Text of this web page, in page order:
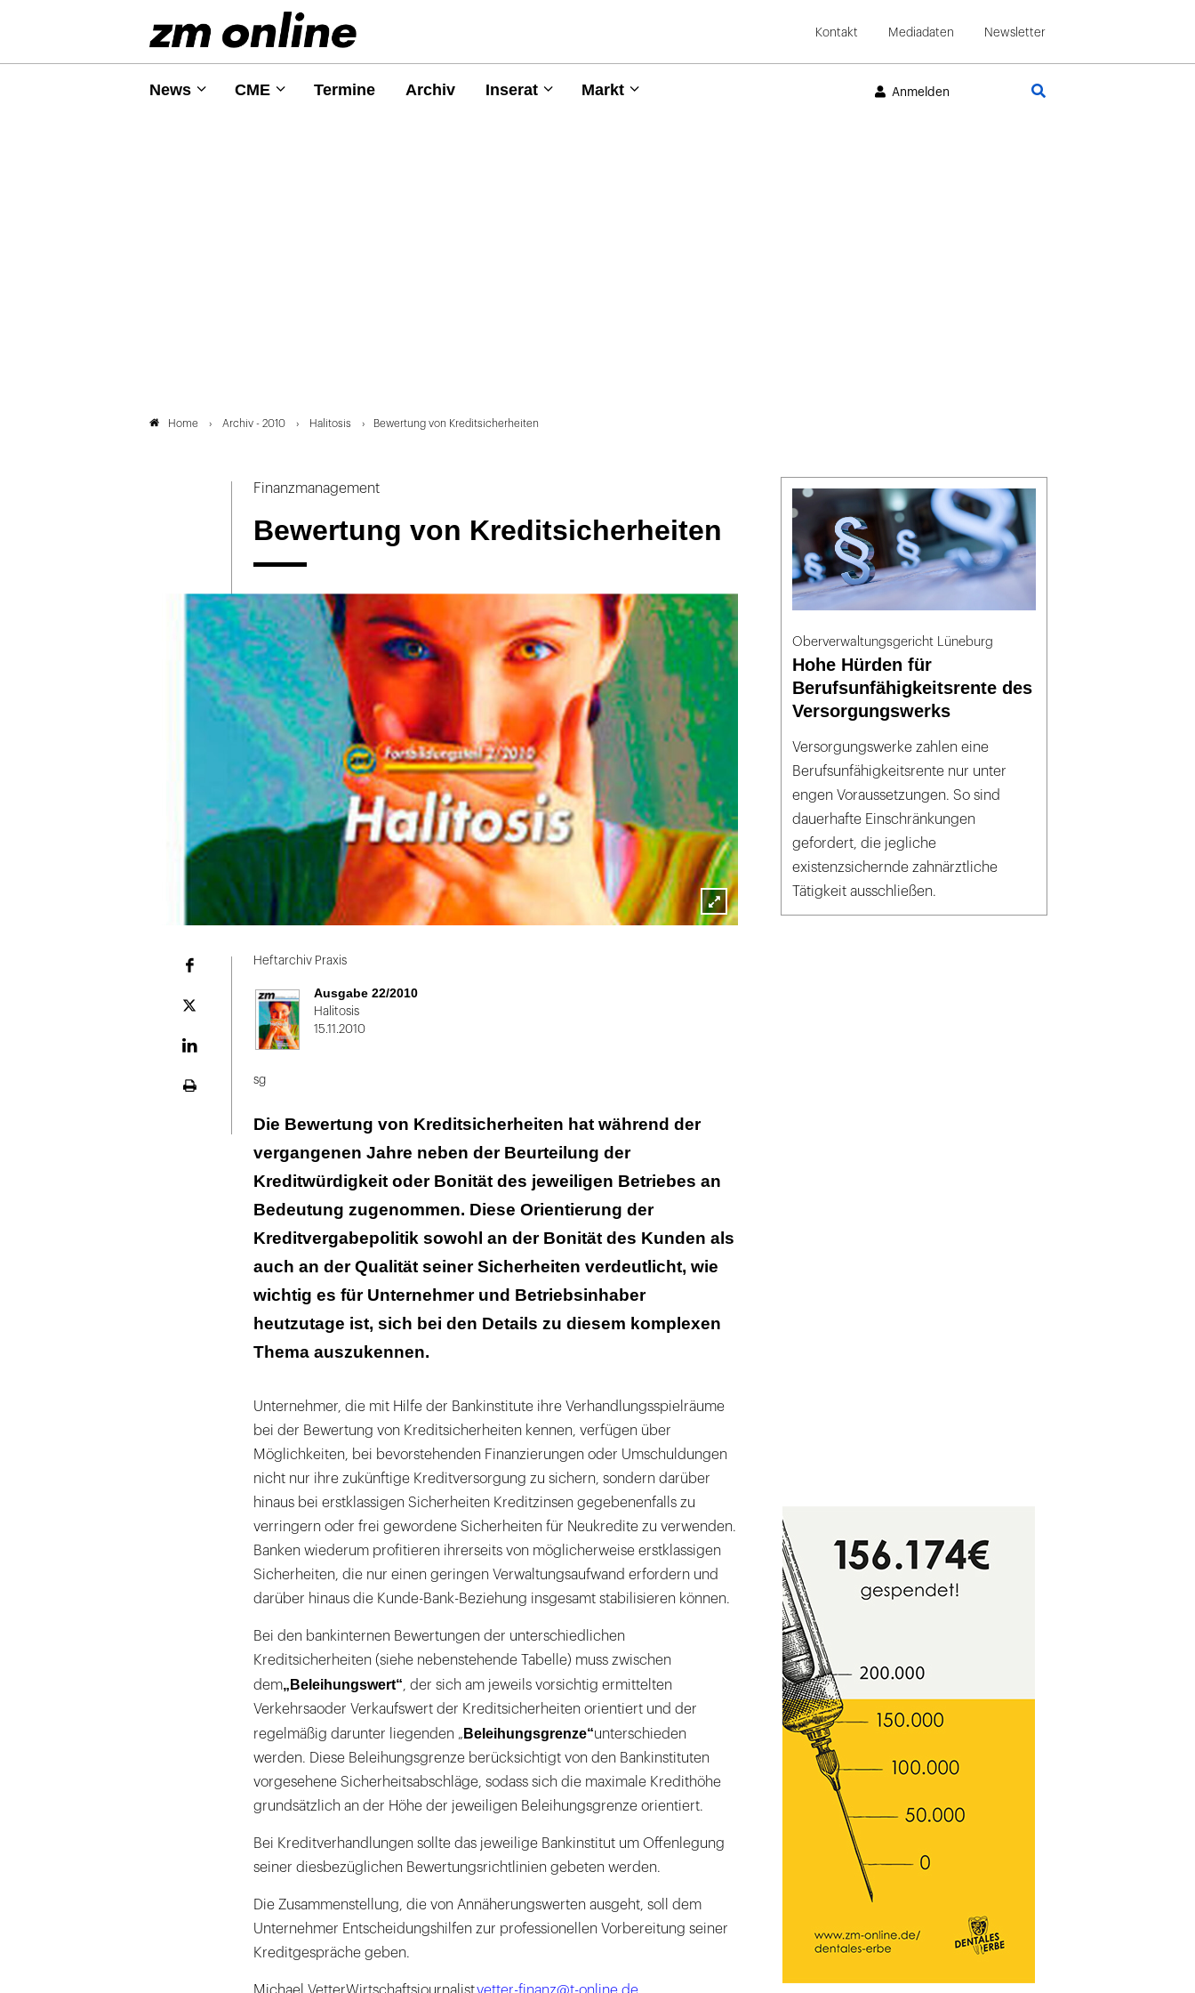
Kontakt Mediadaten Newsletter
News CME Termine Archiv Inserat Markt Anmelden
Home Archiv - 2010 Halitosis Bewertung von Kreditsicherheiten
Finanzmanagement
Bewertung von Kreditsicherheiten
Lightbox
Plattform
Heftarchiv Praxis
Ausgabe 22/2010
Halitosis
15.11.2010
sg
Die Bewertung von Kreditsicherheiten hat während der
vergangenen Jahre neben der Beurteilung der
Kreditwürdigkeit oder Bonität des jeweiligen Betriebes an
Bedeutung zugenommen. Diese Orientierung der
Kreditvergabepolitik sowohl an der Bonität des Kunden als
auch an der Qualität seiner Sicherheiten verdeutlicht, wie
wichtig es für Unternehmer und Betriebsinhaber
heutzutage ist, sich bei den Details zu diesem komplexen
Thema auszukennen.
Unternehmer, die mit Hilfe der Bankinstitute ihre Verhandlungsspielräume
bei der Bewertung von Kreditsicherheiten kennen, verfügen über
Möglichkeiten, bei bevorstehenden Finanzierungen oder Umschuldungen
nicht nur ihre zukünftige Kreditversorgung zu sichern, sondern darüber
hinaus bei erstklassigen Sicherheiten Kreditzinsen gegebenenfalls zu
verringern oder frei gewordene Sicherheiten für Neukredite zu verwenden.
Banken wiederum profitieren ihrerseits von möglicherweise erstklassigen
Sicherheiten, die nur einen geringen Verwaltungsaufwand erfordern und
darüber hinaus die Kunde-Bank-Beziehung insgesamt stabilisieren können.
Bei den bankinternen Bewertungen der unterschiedlichen
Kreditsicherheiten (siehe nebenstehende Tabelle) muss zwischen
dem„Beleihungswert“ , der sich am jeweils vorsichtig ermittelten
Verkehrsaoder Verkaufswert der Kreditsicherheiten orientiert und der
regelmäßig darunter liegenden „ Beleihungsgrenze“unterschieden
werden. Diese Beleihungsgrenze berücksichtigt von den Bankinstituten
vorgesehene Sicherheitsabschläge, sodass sich die maximale Kredithöhe
grundsätzlich an der Höhe der jeweiligen Beleihungsgrenze orientiert.
Bei Kreditverhandlungen sollte das jeweilige Bankinstitut um Offenlegung
seiner diesbezüglichen Bewertungsrichtlinien gebeten werden.
Die Zusammenstellung, die von Annäherungswerten ausgeht, soll dem
Unternehmer Entscheidungshilfen zur professionellen Vorbereitung seiner
Kreditgespräche geben.
Michael VetterWirtschaftsjournalistvetter-finanz@t-online.de
Oberverwaltungsgericht Lüneburg
Hohe Hürden für
Berufsunfähigkeitsrente des
Versorgungswerks
Versorgungswerke zahlen eine
Berufsunfähigkeitsrente nur unter
engen Voraussetzungen. So sind
dauerhafte Einschränkungen
gefordert, die jegliche
existenzsichernde zahnärztliche
Tätigkeit ausschließen.